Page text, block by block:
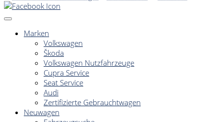
Marken
Volkswagen
Škoda
Volkswagen Nutzfahrzeuge
Cupra Service
Seat Service
Audi
Zertifizierte Gebrauchtwagen
Neuwagen